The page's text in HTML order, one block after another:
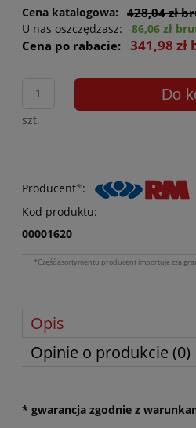
Cena katalogowa: 428,04 zł
U nas oszczędzasz: 86,06 zł
Cena po rabacie: 341,98
szt.
Do
Producent*:
Kod produktu:
00001620
*Część asortymentu producent importuje zza
Opis
Opinie o produkcie (0)
* gwarancja zgodnie z